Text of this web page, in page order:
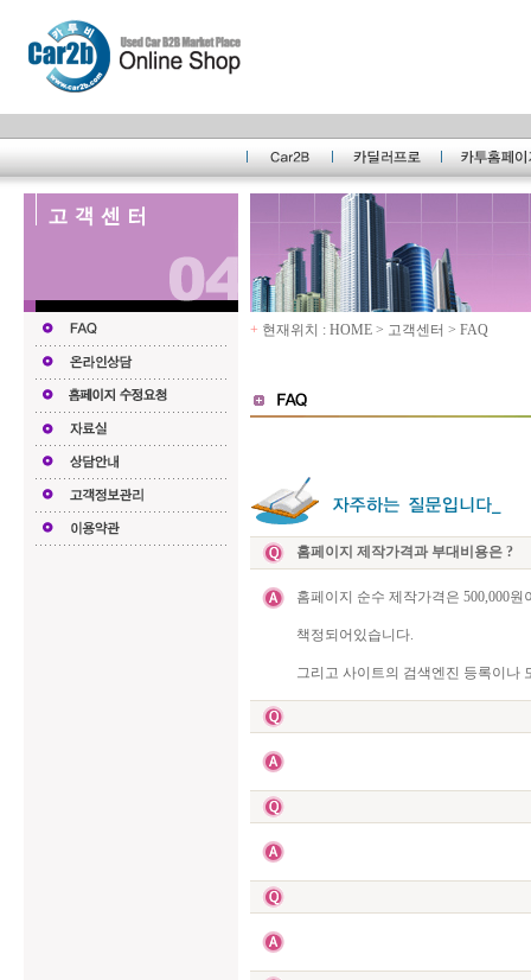
+ 현재위치 : HOME > 고객센터 > FAQ
홈페이지 제작가격과 부대비용은 ?
홈페이지 순수 제작가격은 500,000
책정되어있습니다.
그리고 사이트의 검색엔진 등록이나